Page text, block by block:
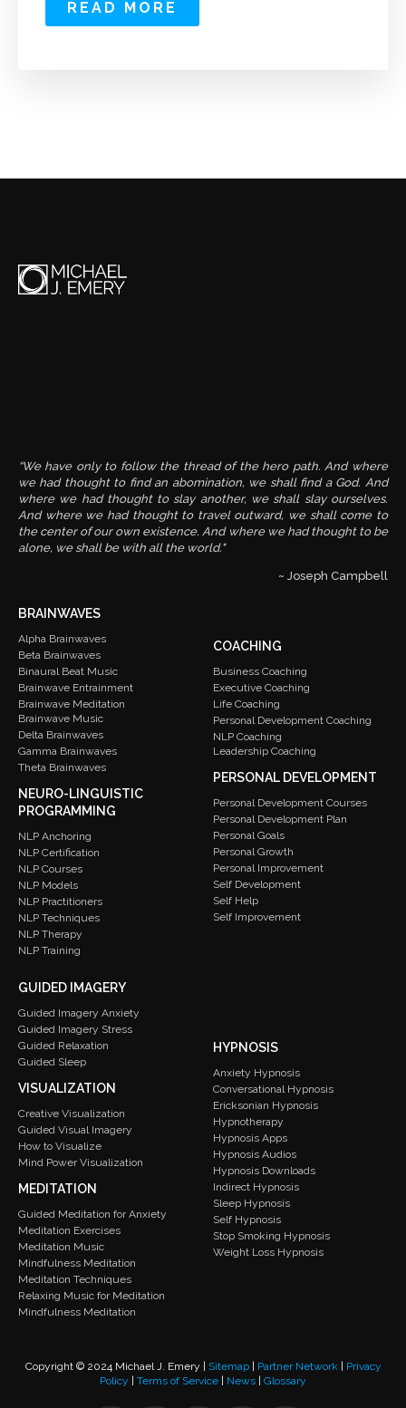
READ MORE
“We have only to follow the thread of the hero path. And where
we had thought to find an abomination, we shall find a God. And
where we had thought to slay another, we shall slay ourselves.
And where we had thought to travel outward, we shall come to
the center of our own existence. And where we had thought to be
alone, we shall be with all the world."
~ Joseph Campbell
BRAINWAVES
Alpha Brainwaves
Beta Brainwaves
Binaural Beat Music
Brainwave Entrainment
Brainwave Meditation
Brainwave Music
Delta Brainwaves
Gamma Brainwaves
Theta Brainwaves
NEURO-LINGUISTIC
PROGRAMMING
NLP Anchoring
NLP Certification
NLP Courses
NLP Models
NLP Practitioners
NLP Techniques
NLP Therapy
NLP Training
COACHING
Business Coaching
Executive Coaching
Life Coaching
Personal Development Coaching
NLP Coaching
Leadership Coaching
PERSONAL DEVELOPMENT
Personal Development Courses
Personal Development Plan
Personal Goals
Personal Growth
Personal Improvement
Self Development
Self Help
Self Improvement
GUIDED IMAGERY
Guided Imagery Anxiety
Guided Imagery Stress
Guided Relaxation
Guided Sleep
VISUALIZATION
Creative Visualization
Guided Visual Imagery
How to Visualize
Mind Power Visualization
MEDITATION
Guided Meditation for Anxiety
Meditation Exercises
Meditation Music
Mindfulness Meditation
Meditation Techniques
Relaxing Music for Meditation
Mindfulness Meditation
HYPNOSIS
Anxiety Hypnosis
Conversational Hypnosis
Ericksonian Hypnosis
Hypnotherapy
Hypnosis Apps
Hypnosis Audios
Hypnosis Downloads
Indirect Hypnosis
Sleep Hypnosis
Self Hypnosis
Stop Smoking Hypnosis
Weight Loss Hypnosis
Copyright © 2024 Michael J. Emery | Sitemap| Partner Network|
Privacy
Policy
Terms of Service News Glossary